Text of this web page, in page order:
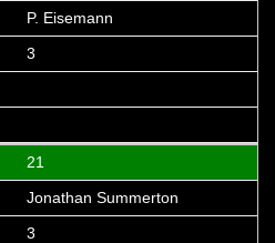
P. Eisemann
3
21
Jonathan Summerton
3